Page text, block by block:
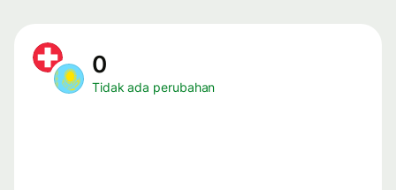
0
Tidak ada perubahan